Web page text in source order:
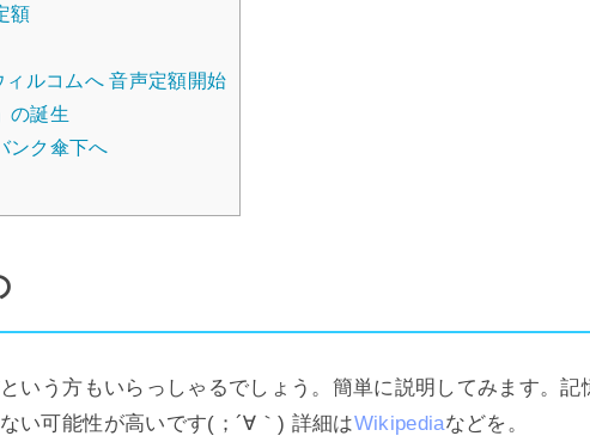
額
ルコムへ 音声定額開始
の誕生
ンク傘下へ
いう方もいらっしゃるでしょう。簡単に説明してみます。記
い可能性が高いです(；´∀｀) 詳細はWikipediaなどを。